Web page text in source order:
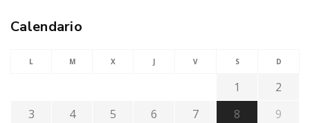
Calendario
L M X J V S D
1
2
3
4 5 6 7 8
9